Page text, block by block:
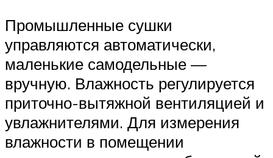
Промышленные сушки
управляются автоматически,
маленькие самодельные —
вручную. Влажность регулируется
приточно-вытяжной вентиляцией и
увлажнителями. Для измерения
влажности в помещении